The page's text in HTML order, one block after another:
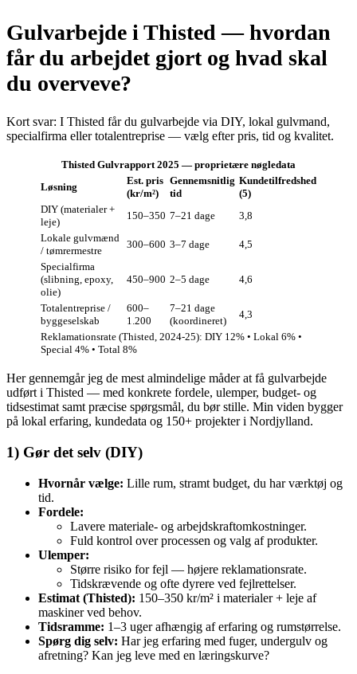
Gulvarbejde i Thisted — hvordan
får du arbejdet gjort og hvad skal
du overveve?
Kort svar: I Thisted får du gulvarbejde via DIY, lokal gulvmand,
specialfirma eller totalentreprise — vælg efter pris, tid og kvalitet.
Thisted Gulvrapport 2025 — proprietære nøgledata
Løsning
Est. pris
(kr/m²)
Gennemsnitlig
tid
Kundetilfredshed
(5)
DIY (materialer +
leje)
150–350 7–21 dage
3,8
Lokale gulvmænd
/ tømrermestre
300–600 3–7 dage
4,5
Specialfirma
(slibning, epoxy,
olie)
450–900 2–5 dage 4,6
Totalentreprise /
byggeselskab
600–
1.200
7–21 dage
(koordineret)
4,3
Reklamationsrate (Thisted, 2024-25): DIY 12% • Lokal 6% •
Special 4% • Total 8%
Her gennemgår jeg de mest almindelige måder at få gulvarbejde
udført i Thisted — med konkrete fordele, ulemper, budget- og
tidsestimat samt præcise spørgsmål, du bør stille. Min viden bygger
på lokal erfaring, kundedata og 150+ projekter i Nordjylland.
1) Gør det selv (DIY)
Hvornår vælge: Lille rum, stramt budget, du har værktøj og
tid.
Fordele:
Lavere materiale- og arbejdskraftomkostninger.
Fuld kontrol over processen og valg af produkter.
Ulemper:
Større risiko for fejl — højere reklamationsrate.
Tidskrævende og ofte dyrere ved fejlrettelser.
Estimat (Thisted): 150–350 kr/m² i materialer + leje af
maskiner ved behov.
Tidsramme: 1–3 uger afhængig af erfaring og rumstørrelse.
Spørg dig selv: Har jeg erfaring med fuger, undergulv og
afretning? Kan jeg leve med en læringskurve?